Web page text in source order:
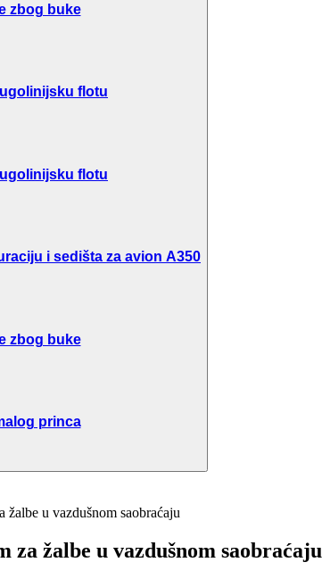
zbog buke
flotu
flotu
i sedišta za avion A350
zbog buke
princa
u vazdušnom saobraćaju
za žalbe u vazdušnom saobraćaju